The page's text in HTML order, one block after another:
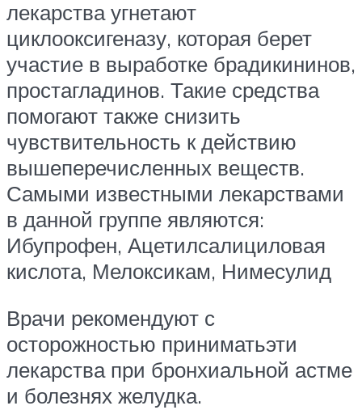
лекарства угнетают
циклооксигеназу, которая берет
участие в выработке брадикининов,
простагладинов. Такие средства
помогают также снизить
чувствительность к действию
вышеперечисленных веществ.
Самыми известными лекарствами
в данной группе являются:
Ибупрофен, Ацетилсалициловая
кислота, Мелоксикам, Нимесулид
Врачи рекомендуют с
осторожностью приниматьэти
лекарства при бронхиальной астме
и болезнях желудка.